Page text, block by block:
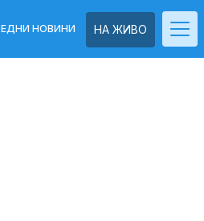
НА ЖИВО
НОВИНИ